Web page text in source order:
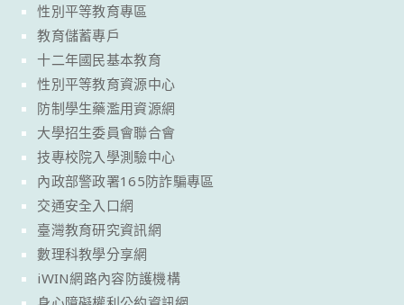
性別平等教育專區
教育儲蓄專戶
十二年國民基本教育
性別平等教育資源中心
防制學生藥濫用資源網
大學招生委員會聯合會
技專校院入學測驗中心
內政部警政署165防詐騙專區
交通安全入口網
臺灣教育研究資訊網
數理科教學分享網
iWIN網路內容防護機構